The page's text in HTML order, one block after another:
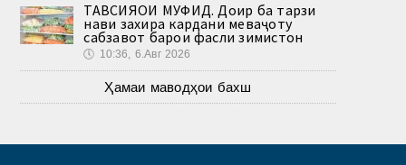
ТАВСИЯҲОИ МУФИД. Доир ба тарзи
нави захира кардани меваҷоту
сабзавот барои фасли зимистон
🕔 10:36, 6.Авг 2026
Ҳамаи маводҳои бахш